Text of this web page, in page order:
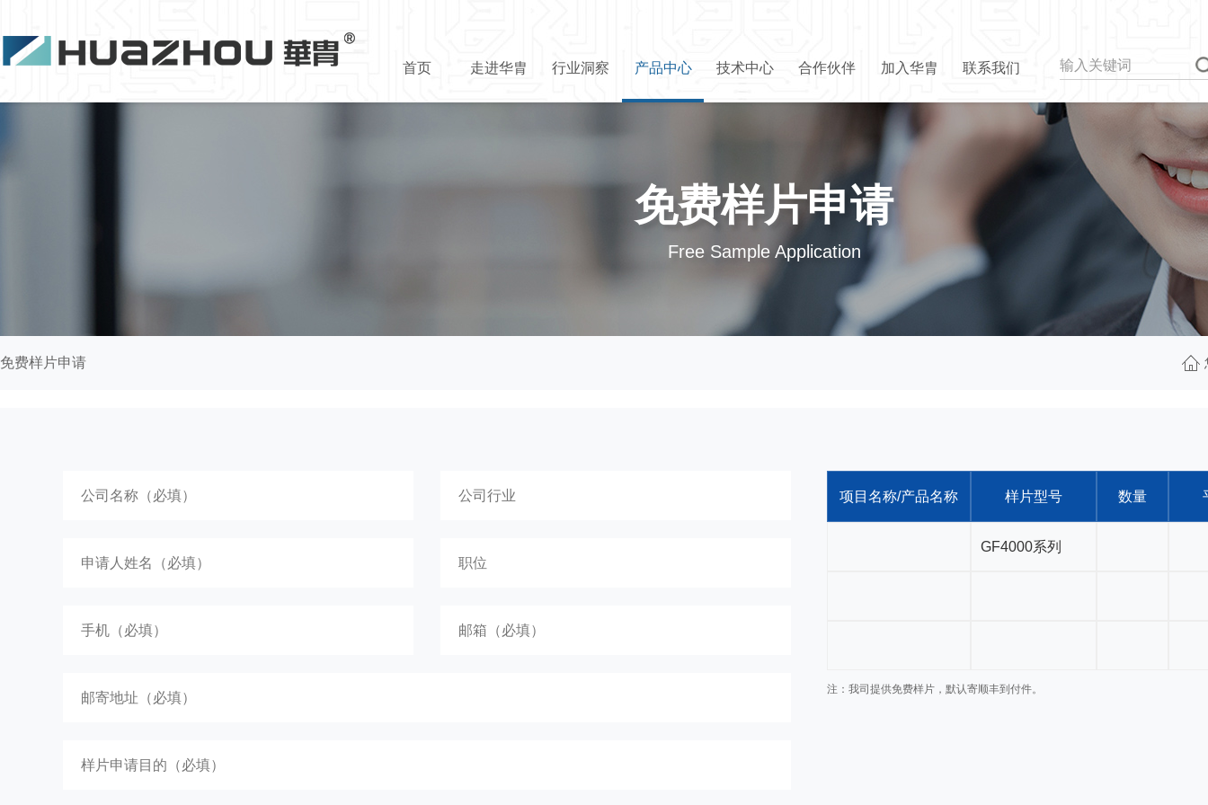
首页 走进华胄 行业洞察 产品中心 技术中心 合作伙伴 加入华胄 联系我们
免费样片申请
Free Sample Application
免费样片申请
项目名称/产品名称 样片型号 数量
注：我司提供免费样片，默认寄顺丰到付件。